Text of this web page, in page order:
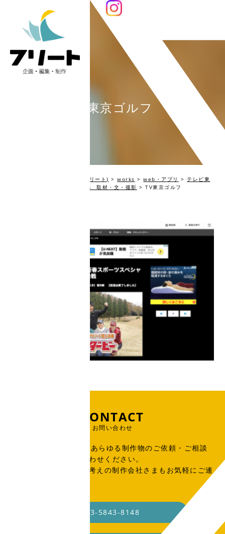
TV東京ゴルフ
編集プロダクション Fleet(フリート) >works >web・アプリ >テレビ東
京『 新春スポーツスペシャル』 取材・文・撮影 >TV東京ゴルフ
CONTACT
お問い合わせ
出版物、広告、WEB、あらゆる制作物のご依頼・ご相談
はこちらからお問い合わせください。
SOHO・業務委託をお考えの制作会社さまもお気軽にご連
03-5843-8148